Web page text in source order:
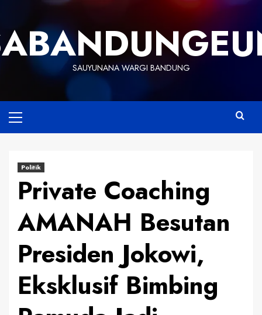
content
SAUYUNANA WARGI BANDUNG
Menu
Politik
Private Coaching
AMANAH Besutan
Presiden Jokowi,
Eksklusif Bimbing